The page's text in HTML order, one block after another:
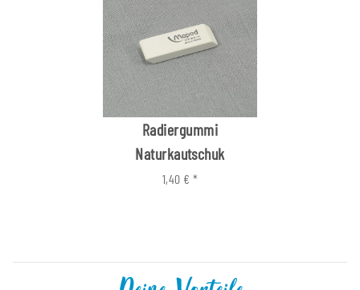
Radiergummi
Naturkautschuk
1,40 € *